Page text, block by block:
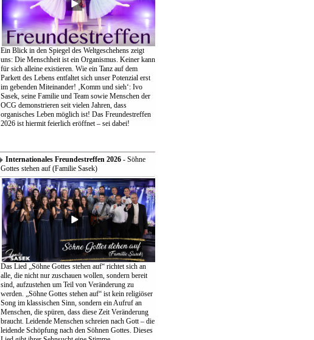
Ein Blick in den Spiegel des Weltgeschehens zeigt
uns: Die Menschheit ist ein Organismus. Keiner kann
für sich alleine existieren. Wie ein Tanz auf dem
Parkett des Lebens entfaltet sich unser Potenzial erst
im gebenden Miteinander! ‚Komm und sieh‘: Ivo
Sasek, seine Familie und Team sowie Menschen der
OCG demonstrieren seit vielen Jahren, dass
organisches Leben möglich ist! Das Freundestreffen
2026 ist hiermit feierlich eröffnet – sei dabei!
Internationales Freundestreffen 2026- Söhne
Gottes stehen auf (Familie Sasek)
Das Lied „Söhne Gottes stehen auf“ richtet sich an
alle, die nicht nur zuschauen wollen, sondern bereit
sind, aufzustehen um Teil von Veränderung zu
werden. „Söhne Gottes stehen auf“ ist kein religiöser
Song im klassischen Sinn, sondern ein Aufruf an
Menschen, die spüren, dass diese Zeit Veränderung
braucht. Leidende Menschen schreien nach Gott – die
leidende Schöpfung nach den Söhnen Gottes. Dieses